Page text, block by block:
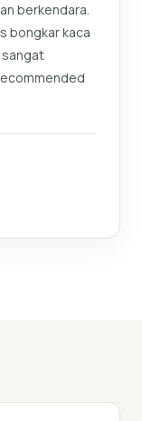
berkendara.
bongkar kaca
sangat